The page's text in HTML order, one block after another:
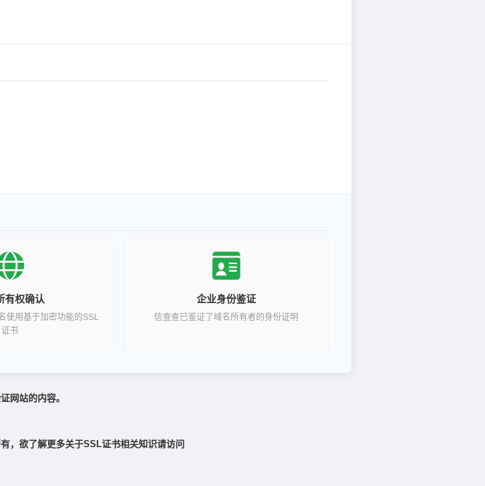
有权确认
使用基于加密功能的SSL
证书
企业身份鉴证
信查查已鉴证了域名所有者的身份证明
网站的内容。
，欲了解更多关于SSL证书相关知识请访问